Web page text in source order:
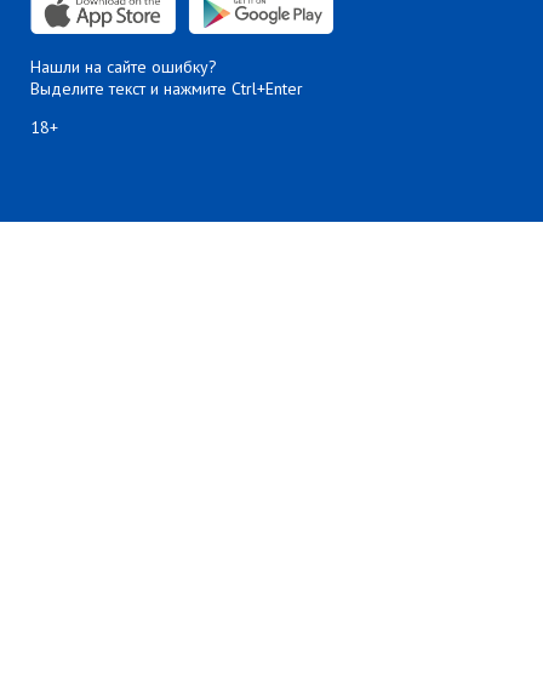
Нашли на сайте ошибку?
Выделите текст и нажмите Ctrl+Enter
18+